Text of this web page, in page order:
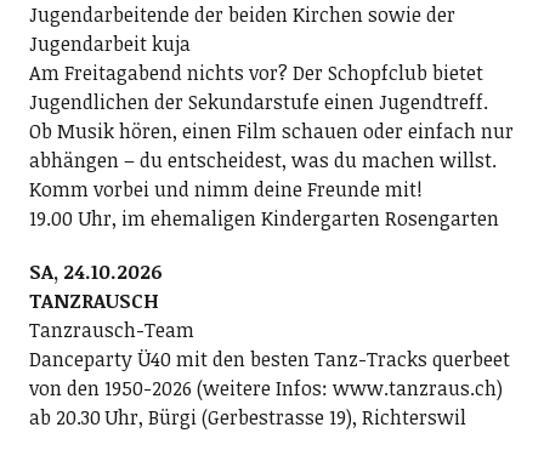
Jugendarbeitende der beiden Kirchen sowie der
Jugendarbeit kuja
Am Freitagabend nichts vor? Der Schopfclub bietet
Jugendlichen der Sekundarstufe einen Jugendtreff.
Ob Musik hören, einen Film schauen oder einfach nur
abhängen – du entscheidest, was du machen willst.
Komm vorbei und nimm deine Freunde mit!
19.00 Uhr, im ehemaligen Kindergarten Rosengarten
SA, 24.10.2026
TANZRAUSCH
Tanzrausch-Team
Danceparty Ü40 mit den besten Tanz-Tracks querbeet
von den 1950-2026 (weitere Infos: www.tanzraus.ch)
ab 20.30 Uhr, Bürgi (Gerbestrasse 19), Richterswil